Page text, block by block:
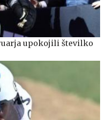
upokojili številko